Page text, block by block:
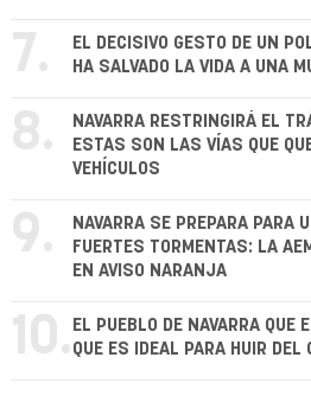
7.
EL DECISIVO GESTO DE UN
HA SALVADO LA VIDA A UNA
8.
NAVARRA RESTRINGIRÁ EL
ESTAS SON LAS VÍAS QUE
VEHÍCULOS
9.
NAVARRA SE PREPARA PARA
FUERTES TORMENTAS: LA
EN AVISO NARANJA
10. EL PUEBLO DE NAVARRA QUE
QUE ES IDEAL PARA HUIR DEL